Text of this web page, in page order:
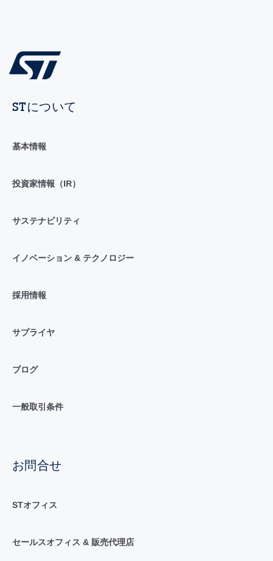
STについて
基本情報
投資家情報（IR）
サステナビリティ
イノベーション & テクノロジー
採用情報
サプライヤ
ブログ
一般取引条件
お問合せ
STオフィス
セールスオフィス & 販売代理店